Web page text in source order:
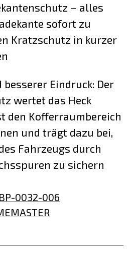
– alles
sofort zu
Kratzschutz in kurzer
besserer Eindruck: Der
wertet das Heck
den Kofferraumbereich
und trägt dazu bei,
Fahrzeugs durch
zu sichern
0032-006